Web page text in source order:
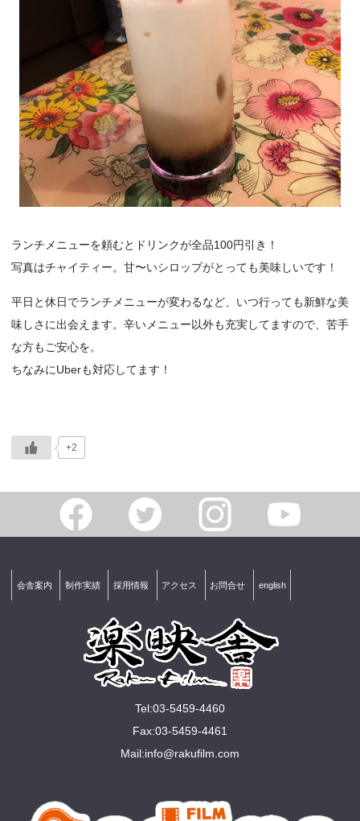
ランチメニューを頼むとドリンクが全品100円引き！
写真はチャイティー。甘〜いシロップがとっても美味しいです！
平日と休日でランチメニューが変わるなど、いつ行っても新鮮な美
味しさに出会えます。辛いメニュー以外も充実してますので、苦手
な方もご安心を。
ちなみにUberも対応してます！
+2
会舎案内 制作実績 採用情報 アクセス お問合せ english
Tel:03-5459-4460
Fax:03-5459-4461
Mail:info@rakuﬁlm.com